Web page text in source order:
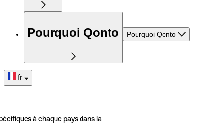
Pourquoi Qonto Pourquoi Qonto
fr
à chaque pays dans la